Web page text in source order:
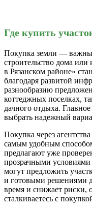
Где купить
Покупка земли —
строительство дома или
в Рязанском районе»
благодаря развитой
разнообразию
коттеджных поселках,
дачного отдыха.
выбрать надежный
Покупка через
самым удобным
предлагают уже
прозрачными
могут предложить
и готовыми решениями
время и снижает риски,
сталкиваетесь с